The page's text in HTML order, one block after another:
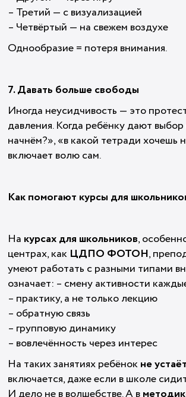
– Третий — с визуализацией
– Четвёртый — на свежем воздухе
Однообразие = потеря внимания.
7. Давать больше свободы
Иногда неусидчивость — это
давления. Когда ребёнку дают выбор
начнём?», «в какой тетради хочешь
включает волю сам.
Как помогают курсы для
На курсах для школьников,
центрах, как ЦДПО ФОТОН,
умеют работать с разными типами
означает: – смену активности
– практику, а не только лекцию
– обратную связь
– групповую динамику
– вовлечённость через интерес
На таких занятиях ребёнокне устаёт
включается, даже если в школе